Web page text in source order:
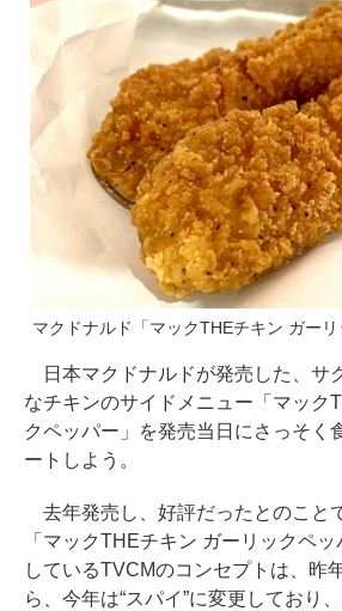
マクドナルド「マックTHEチキン ガーリ
日本マクドナルドが発売した、サ
なチキンのサイドメニュー「マック
クペッパー」を発売当日にさっそく
ートしよう。
去年発売し、好評だったとのこと
「マックTHEチキン ガーリックペ
しているTVCMのコンセプトは、昨
ら、今年は“スパイ”に変更しており